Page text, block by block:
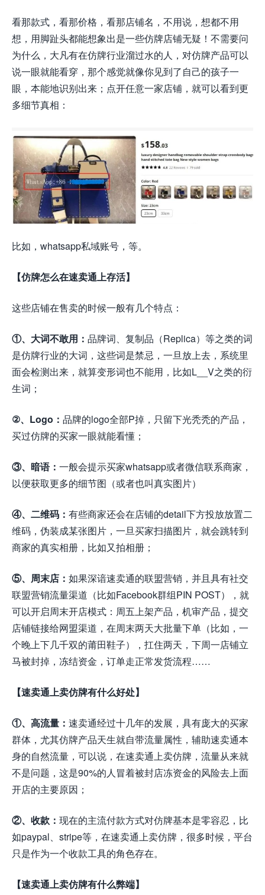
看那款式，看那价格，看那店铺名，不用说，想都不用
想，用脚趾头都能想象出是一些仿牌店铺无疑！不需要问
为什么，大凡有在仿牌行业溜过水的人，对仿牌产品可以
说一眼就能看穿，那个感觉就像你见到了自己的孩子一
眼，本能地识别出来；点开任意一家店铺，就可以看到更
多细节真相：
比如，whatsapp私域账号，等。
【仿牌怎么在速卖通上存活】
这些店铺在售卖的时候一般有几个特点：
①、大词不敢用： 品牌词、复制品（Replica）等之类的词
是仿牌行业的大词，这些词是禁忌，一旦放上去，系统里
面会检测出来，就算变形词也不能用，比如L__V之类的衍
生词；
②、Logo： 品牌的logo全部P掉，只留下光秃秃的产品，
买过仿牌的买家一眼就能看懂；
③、暗语： 一般会提示买家whatsapp或者微信联系商家，
以便获取更多的细节图（或者也叫真实图片）
④、二维码： 有些商家还会在店铺的detail下方投放放置二
维码，伪装成某张图片，一旦买家扫描图片，就会跳转到
商家的真实相册，比如又拍相册；
⑤、周末店： 如果深谙速卖通的联盟营销，并且具有社交
联盟营销流量渠道（比如Facebook群组PIN POST），就
可以开启周末开店模式：周五上架产品，机审产品，提交
店铺链接给网盟渠道，在周末两天大批量下单（比如，一
个晚上下几千双的莆田鞋子），扛住两天，下周一店铺立
马被封掉，冻结资金，订单走正常发货流程……
【速卖通上卖仿牌有什么好处】
①、高流量： 速卖通经过十几年的发展，具有庞大的买家
群体，尤其仿牌产品天生就自带流量属性，辅助速卖通本
身的自然流量，可以说，在速卖通上卖仿牌，流量从来就
不是问题，这是90%的人冒着被封店冻资金的风险去上面
开店的主要原因；
②、收款： 现在的主流付款方式对仿牌基本是零容忍，比
如paypal、stripe等，在速卖通上卖仿牌，很多时候，平台
只是作为一个收款工具的角色存在。
【速卖通上卖仿牌有什么弊端】